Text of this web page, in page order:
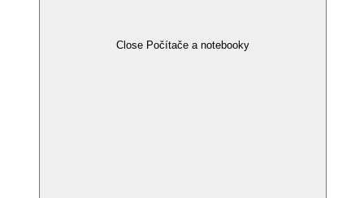
Close Počítače a notebooky